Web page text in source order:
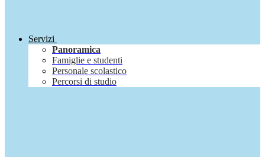
Servizi
Panoramica
Famiglie e studenti
Personale scolastico
Percorsi di studio